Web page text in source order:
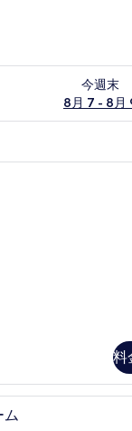
今週末
8月 7 - 8月
末 8月 7 - 8月 9 の
1 室のベッドルーム
料
1 室のベッドルーム
ム